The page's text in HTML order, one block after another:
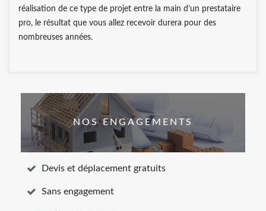
réalisation de ce type de projet entre la main d’un prestataire
pro, le résultat que vous allez recevoir durera pour des
nombreuses années.
NOS ENGAGEMENTS
Devis et déplacement gratuits
Sans engagement